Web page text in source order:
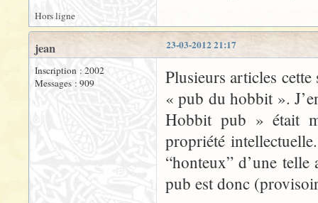
Hors ligne
23-03-2012 21:17
jean
Inscription : 2002
Messages : 909
Plusieurs articles
« pub du hobbit ».
Hobbit pub » était
propriété
“honteux” d’une
pub est donc